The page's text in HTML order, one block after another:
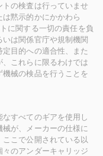
トの検査は行っていませ
黙示的かにかかわら
に関する一切の責任を負
は関係官庁や規制機関
目的への適合性、また
これらに限るわけでは
械の検品を行うことを
すべてのギアを使用し
が、メーカーの仕様に
こで公開されている以
のアンダーキャリッジ